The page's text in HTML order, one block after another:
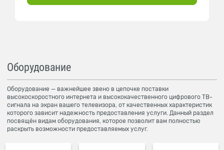
Оборудование
Оборудование — важнейшее звено в цепочке поставки
высокоскоростного интернета и высококачественного цифрового ТВ-
сигнала на экран вашего телевизора, от качественных характеристик
которого зависит надежность предоставления услуги. Данный раздел
посвящён видам оборудования, которое позволит вам полностью
раскрыть возможности предоставляемых услуг.